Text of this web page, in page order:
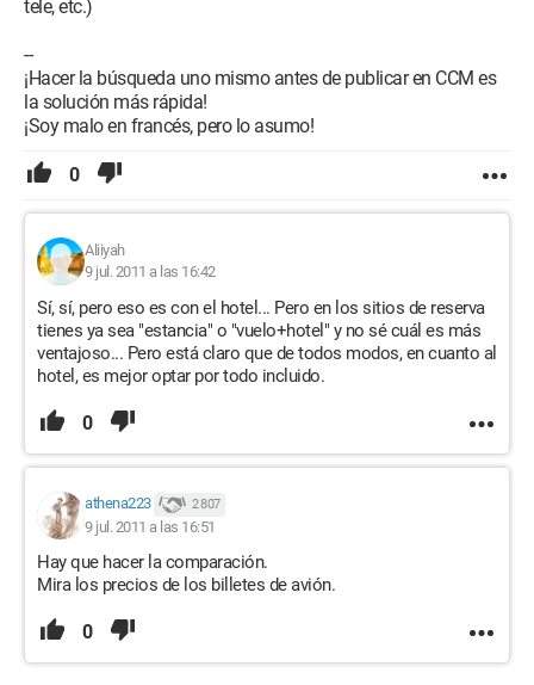
tele, etc.)
--
¡Hacer la búsqueda uno mismo antes de publicar en CCM es
la solución más rápida!
¡Soy malo en francés, pero lo asumo!
0
Aliiyah
9 jul. 2011 a las 16:42
Sí, sí, pero eso es con el hotel... Pero en los sitios de reserva
tienes ya sea "estancia" o "vuelo+hotel" y no sé cuál es más
ventajoso... Pero está claro que de todos modos, en cuanto al
hotel, es mejor optar por todo incluido.
0
athena223 2 807
9 jul. 2011 a las 16:51
Hay que hacer la comparación.
Mira los precios de los billetes de avión.
0